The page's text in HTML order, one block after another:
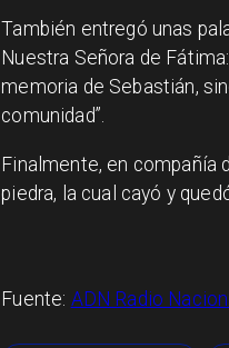
También entregó unas
Nuestra Señora de
memoria de Sebastián,
comunidad”.
Finalmente, en compañía
piedra, la cual cayó y
Fuente: ADN Radio